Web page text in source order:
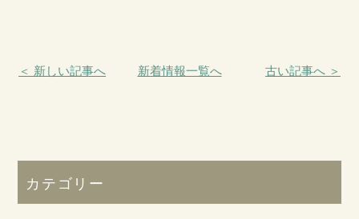
＜ 新しい記事へ 新着情報一覧へ 古い記事へ ＞
カテゴリー